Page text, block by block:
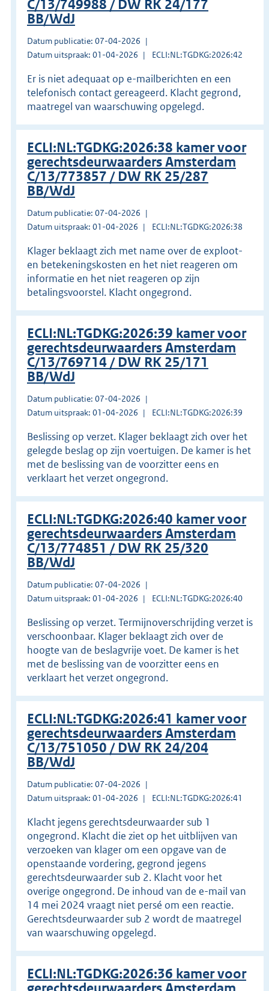
C/13/749988 / DW RK 24/177
BB/WdJ
Datum publicatie: 07-04-2026
Datum uitspraak: 01-04-2026
ECLI:NL:TGDKG:2026:42
Er is niet adequaat op e-mailberichten en een
telefonisch contact gereageerd. Klacht gegrond,
maatregel van waarschuwing opgelegd.
ECLI:NL:TGDKG:2026:38 kamer voor
gerechtsdeurwaarders Amsterdam
C/13/773857 / DW RK 25/287
BB/WdJ
Datum publicatie: 07-04-2026
Datum uitspraak: 01-04-2026
ECLI:NL:TGDKG:2026:38
Klager beklaagt zich met name over de exploot-
en betekeningskosten en het niet reageren om
informatie en het niet reageren op zijn
betalingsvoorstel. Klacht ongegrond.
ECLI:NL:TGDKG:2026:39 kamer voor
gerechtsdeurwaarders Amsterdam
C/13/769714 / DW RK 25/171
BB/WdJ
Datum publicatie: 07-04-2026
Datum uitspraak: 01-04-2026
ECLI:NL:TGDKG:2026:39
Beslissing op verzet. Klager beklaagt zich over het
gelegde beslag op zijn voertuigen. De kamer is het
met de beslissing van de voorzitter eens en
verklaart het verzet ongegrond.
ECLI:NL:TGDKG:2026:40 kamer voor
gerechtsdeurwaarders Amsterdam
C/13/774851 / DW RK 25/320
BB/WdJ
Datum publicatie: 07-04-2026
Datum uitspraak: 01-04-2026
ECLI:NL:TGDKG:2026:40
Beslissing op verzet. Termijnoverschrijding verzet is
verschoonbaar. Klager beklaagt zich over de
hoogte van de beslagvrije voet. De kamer is het
met de beslissing van de voorzitter eens en
verklaart het verzet ongegrond.
ECLI:NL:TGDKG:2026:41 kamer voor
gerechtsdeurwaarders Amsterdam
C/13/751050 / DW RK 24/204
BB/WdJ
Datum publicatie: 07-04-2026
Datum uitspraak: 01-04-2026
ECLI:NL:TGDKG:2026:41
Klacht jegens gerechtsdeurwaarder sub 1
ongegrond. Klacht die ziet op het uitblijven van
verzoeken van klager om een opgave van de
openstaande vordering, gegrond jegens
gerechtsdeurwaarder sub 2. Klacht voor het
overige ongegrond. De inhoud van de e-mail van
14 mei 2024 vraagt niet persé om een reactie.
Gerechtsdeurwaarder sub 2 wordt de maatregel
van waarschuwing opgelegd.
ECLI:NL:TGDKG:2026:36 kamer voor